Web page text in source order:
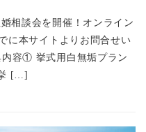
相談会を開催！オンライン
に本サイトよりお問合せい
容① 挙式用白無垢プラン
[…]